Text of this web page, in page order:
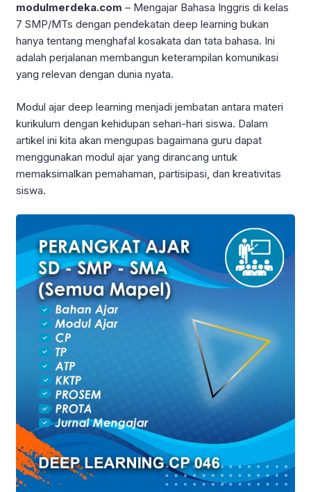
modulmerdeka.com – Mengajar Bahasa Inggris di kelas
7 SMP/MTs dengan pendekatan deep learning bukan
hanya tentang menghafal kosakata dan tata bahasa. Ini
adalah perjalanan membangun keterampilan komunikasi
yang relevan dengan dunia nyata.
Modul ajar deep learning menjadi jembatan antara materi
kurikulum dengan kehidupan sehari-hari siswa. Dalam
artikel ini kita akan mengupas bagaimana guru dapat
menggunakan modul ajar yang dirancang untuk
memaksimalkan pemahaman, partisipasi, dan kreativitas
siswa.